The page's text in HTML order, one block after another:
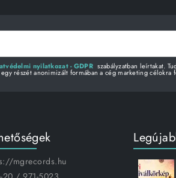
nyilatkozat - GDPR szabályzatban leírtakat.
részét anonimizált formában a cég marketing célokra
mgrecords.hu